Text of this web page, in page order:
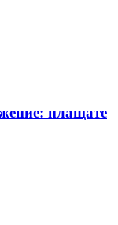
плащате